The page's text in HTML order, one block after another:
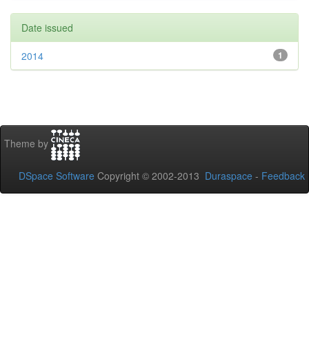
Date issued
1
2014
Theme by
DSpace Software Copyright © 2002-2013 Duraspace - Feedback